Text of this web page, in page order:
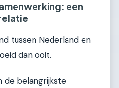
een
tussen Nederland en
dan ooit.
de belangrijkste